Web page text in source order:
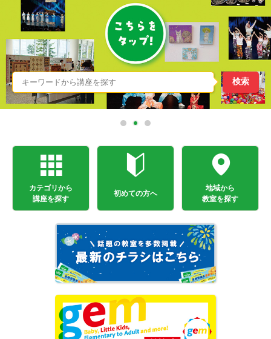
カテゴリから
講座を探す
初めての方へ
地域から
教室を探す